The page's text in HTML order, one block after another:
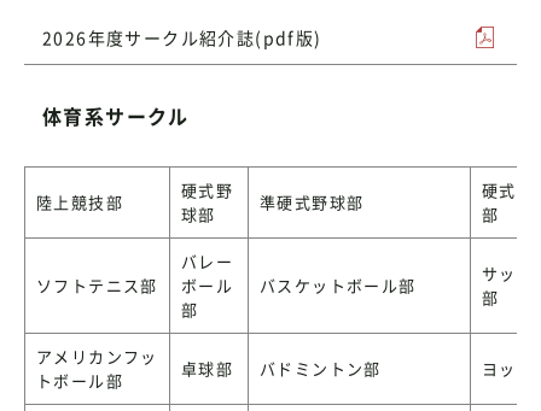
2026年度サークル紹介誌(pdf版)
体育系サークル
陸上競技部
硬式野
球部
準硬式野球部
硬式庭
部
ソフトテニス部
バレー
ボール
部
バスケットボール部
サッカ
部
アメリカンフッ
トボール部
卓球部 バドミントン部 ヨット